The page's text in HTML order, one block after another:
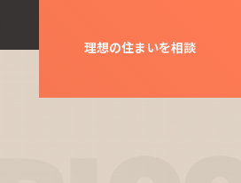
理想の住まいを相談